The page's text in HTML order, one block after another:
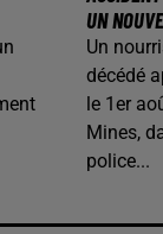
UN
Un
décédé
le 1er
Mines,
police...